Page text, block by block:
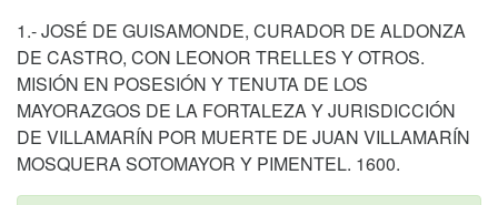
1.- JOSÉ DE GUISAMONDE, CURADOR DE ALDONZA
DE CASTRO, CON LEONOR TRELLES Y OTROS.
MISIÓN EN POSESIÓN Y TENUTA DE LOS
MAYORAZGOS DE LA FORTALEZA Y JURISDICCIÓN
DE VILLAMARÍN POR MUERTE DE JUAN VILLAMARÍN
MOSQUERA SOTOMAYOR Y PIMENTEL. 1600.